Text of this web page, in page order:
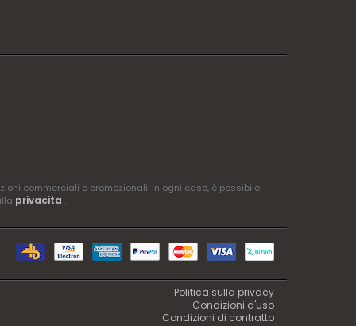
commerciali o promozionali. In ogni caso, è possibile
privacita .
Politica sulla privacy
Condizioni d'uso
Condizioni di contratto